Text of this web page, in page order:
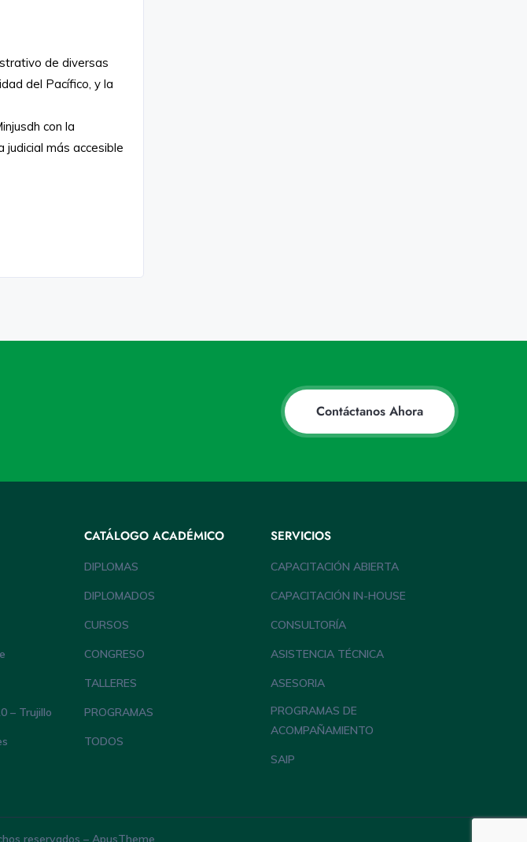
de diversas
del Pacífico, y la
con la
judicial más accesible
Contáctanos Ahora
– Trujillo
CATÁLOGO ACADÉMICO
DIPLOMAS
DIPLOMADOS
CURSOS
CONGRESO
TALLERES
PROGRAMAS
TODOS
SERVICIOS
CAPACITACIÓN ABIERTA
CAPACITACIÓN IN-HOUSE
CONSULTORÍA
ASISTENCIA TÉCNICA
ASESORIA
PROGRAMAS DE
ACOMPAÑAMIENTO
SAIP
reservados – ApusTheme